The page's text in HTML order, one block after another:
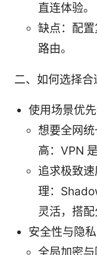
直连体验。
缺点：配
路由。
二、如何选择
使用场景优
想要全网
高：VPN
追求极致
理：
灵活，搭配
安全性与隐
全局加密